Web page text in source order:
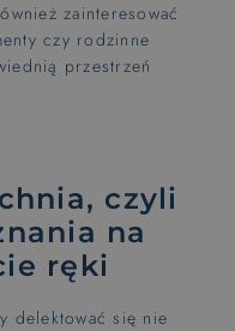
zainteresować
czy rodzinne
przestrzeń
czyli
na
ręki
delektować się nie